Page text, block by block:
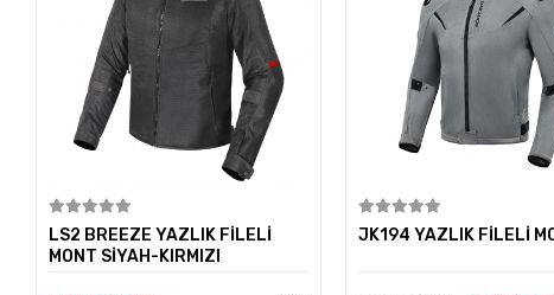
LS2 BREEZE YAZLIK FİLELİ
MONT SİYAH-KIRMIZI
JK194 YAZLIK FİLELİ